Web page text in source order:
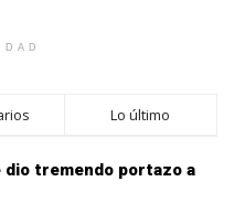
Lo último
dio tremendo portazo a